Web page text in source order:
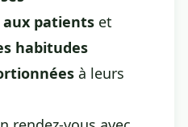
patients et
habitudes
à leurs